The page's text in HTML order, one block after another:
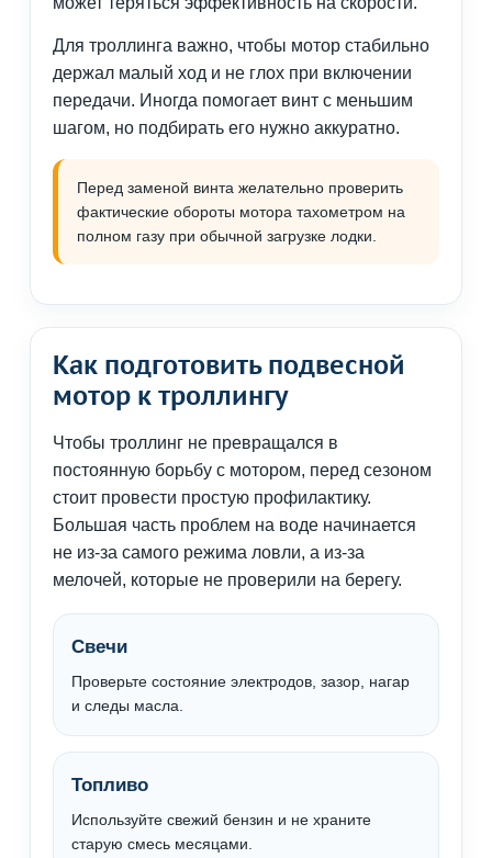
Для троллинга важно, чтобы мотор стабильно
держал малый ход и не глох при включении
передачи. Иногда помогает винт с меньшим
шагом, но подбирать его нужно аккуратно.
Перед заменой винта желательно проверить
фактические обороты мотора тахометром на
полном газу при обычной загрузке лодки.
Как подготовить подвесной
мотор к троллингу
Чтобы троллинг не превращался в
постоянную борьбу с мотором, перед сезоном
стоит провести простую профилактику.
Большая часть проблем на воде начинается
не из-за самого режима ловли, а из-за
мелочей, которые не проверили на берегу.
Свечи
Проверьте состояние электродов, зазор, нагар
и следы масла.
Топливо
Используйте свежий бензин и не храните
старую смесь месяцами.